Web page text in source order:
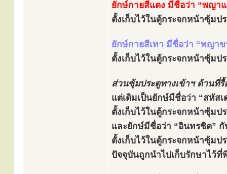
ยักษ์กายสีแดง มีชื่อว่า “พญา
ตั้งเก็บไว้ในตู้กระจกหน้าซุ้มป
ยักษ์กายสีเทา มีชื่อว่า “พญาข
ตั้งเก็บไว้ในตู้กระจกหน้าซุ้มป
ส่วนซุ้มประตูทางเข้าฯ ด้านที่
แต่เดิมเป็นยักษ์มีชื่อว่า “สหัส
ตั้งเก็บไว้ในตู้กระจกหน้าซุ้มป
และยักษ์มีชื่อว่า “อินทรชิต” กั
ตั้งเก็บไว้ในตู้กระจกหน้าซุ้มป
ปัจจุบันถูกนำไปเก็บรักษาไว้